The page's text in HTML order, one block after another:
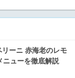
ーニ 赤海老のレモ
ニューを徹底解説